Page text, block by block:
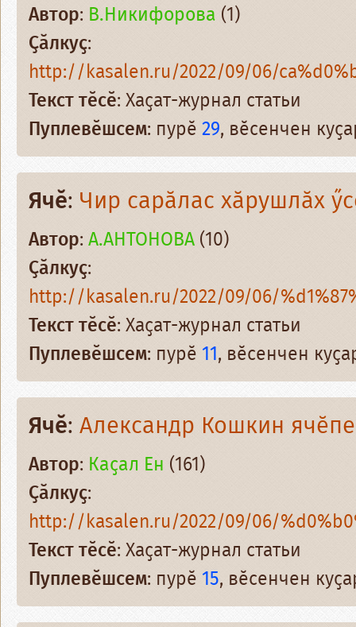
Автор: В.Никифорова (1)
Ҫӑлкуҫ:
http://kasalen.ru/2022/09/06/
Текст тӗсӗ: Хаҫат-журнал статьи
Пуплевӗшсем: пурӗ29, вӗсенчен
Ячӗ: Чир сарӑлас хӑрушлӑх
Автор:А.АНТОНОВА(10)
Ҫӑлкуҫ:
http://kasalen.ru/2022/09/06/
Текст тӗсӗ: Хаҫат-журнал статьи
Пуплевӗшсем: пурӗ 11, вӗсенчен
Ячӗ: Александр Кошкин
Автор: Каҫал Ен (161)
Ҫӑлкуҫ:
http://kasalen.ru/2022/09/06/
Текст тӗсӗ: Хаҫат-журнал статьи
Пуплевӗшсем: пурӗ 15, вӗсенчен